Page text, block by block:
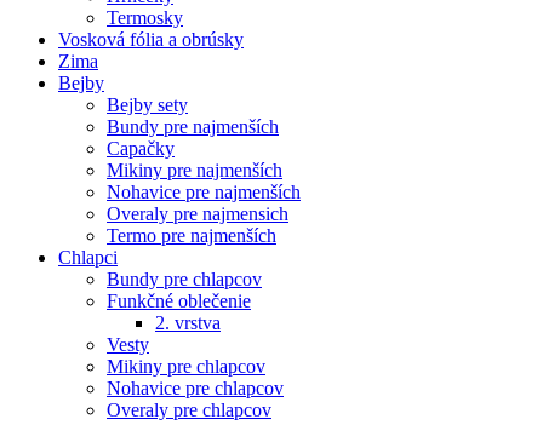
Termosky
Vosková fólia a obrúsky
Zima
Bejby
Bejby sety
Bundy pre najmenších
Capačky
Mikiny pre najmenších
Nohavice pre najmenších
Overaly pre najmensich
Termo pre najmenších
Chlapci
Bundy pre chlapcov
Funkčné oblečenie
2. vrstva
Vesty
Mikiny pre chlapcov
Nohavice pre chlapcov
Overaly pre chlapcov